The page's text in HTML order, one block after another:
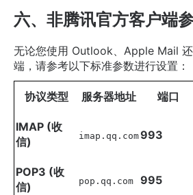
六、非腾讯官方客户端
无论您使用 Outlook、Apple Mail
端，请参考以下标准参数进行设置：
协议类型 服务器地址 端口
IMAP (收
信)
imap.qq.com993
POP3 (收
信)
pop.qq.com 995